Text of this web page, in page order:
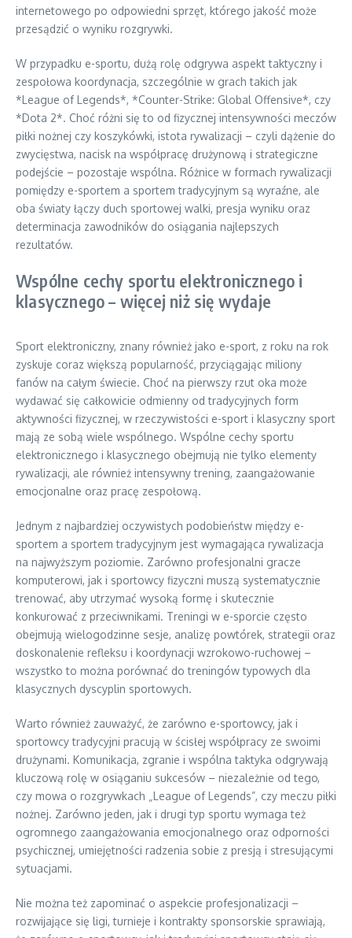
internetowego po odpowiedni sprzęt, którego jakość może
przesądzić o wyniku rozgrywki.
W przypadku e-sportu, dużą rolę odgrywa aspekt taktyczny i
zespołowa koordynacja, szczególnie w grach takich jak
*League of Legends*, *Counter-Strike: Global Offensive*, czy
*Dota 2*. Choć różni się to od fizycznej intensywności meczów
piłki nożnej czy koszykówki, istota rywalizacji – czyli dążenie do
zwycięstwa, nacisk na współpracę drużynową i strategiczne
podejście – pozostaje wspólna. Różnice w formach rywalizacji
pomiędzy e-sportem a sportem tradycyjnym są wyraźne, ale
oba światy łączy duch sportowej walki, presja wyniku oraz
determinacja zawodników do osiągania najlepszych
rezultatów.
Wspólne cechy sportu elektronicznego i
klasycznego – więcej niż się wydaje
Sport elektroniczny, znany również jako e-sport, z roku na rok
zyskuje coraz większą popularność, przyciągając miliony
fanów na całym świecie. Choć na pierwszy rzut oka może
wydawać się całkowicie odmienny od tradycyjnych form
aktywności fizycznej, w rzeczywistości e-sport i klasyczny sport
mają ze sobą wiele wspólnego. Wspólne cechy sportu
elektronicznego i klasycznego obejmują nie tylko elementy
rywalizacji, ale również intensywny trening, zaangażowanie
emocjonalne oraz pracę zespołową.
Jednym z najbardziej oczywistych podobieństw między e-
sportem a sportem tradycyjnym jest wymagająca rywalizacja
na najwyższym poziomie. Zarówno profesjonalni gracze
komputerowi, jak i sportowcy fizyczni muszą systematycznie
trenować, aby utrzymać wysoką formę i skutecznie
konkurować z przeciwnikami. Treningi w e-sporcie często
obejmują wielogodzinne sesje, analizę powtórek, strategii oraz
doskonalenie refleksu i koordynacji wzrokowo-ruchowej –
wszystko to można porównać do treningów typowych dla
klasycznych dyscyplin sportowych.
Warto również zauważyć, że zarówno e-sportowcy, jak i
sportowcy tradycyjni pracują w ścisłej współpracy ze swoimi
drużynami. Komunikacja, zgranie i wspólna taktyka odgrywają
kluczową rolę w osiąganiu sukcesów – niezależnie od tego,
czy mowa o rozgrywkach „League of Legends”, czy meczu piłki
nożnej. Zarówno jeden, jak i drugi typ sportu wymaga też
ogromnego zaangażowania emocjonalnego oraz odporności
psychicznej, umiejętności radzenia sobie z presją i stresującymi
sytuacjami.
Nie można też zapominać o aspekcie profesjonalizacji –
rozwijające się ligi, turnieje i kontrakty sponsorskie sprawiają,